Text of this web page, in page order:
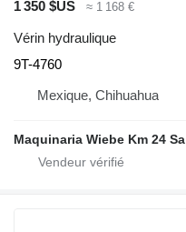
1 350 $US ≈ 1 168 €
Vérin hydraulique
9T-4760
Mexique, Chihuahua
Maquinaria Wiebe Km 24 Sa